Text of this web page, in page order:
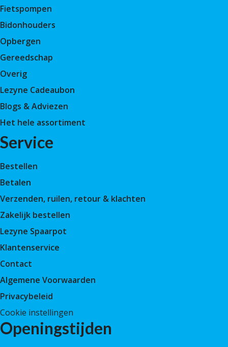
Fietspompen
Bidonhouders
Opbergen
Gereedschap
Overig
Lezyne Cadeaubon
Blogs & Adviezen
Het hele assortiment
Service
Bestellen
Betalen
Verzenden, ruilen, retour & klachten
Zakelijk bestellen
Lezyne Spaarpot
Klantenservice
Contact
Algemene Voorwaarden
Privacybeleid
Cookie instellingen
Openingstijden